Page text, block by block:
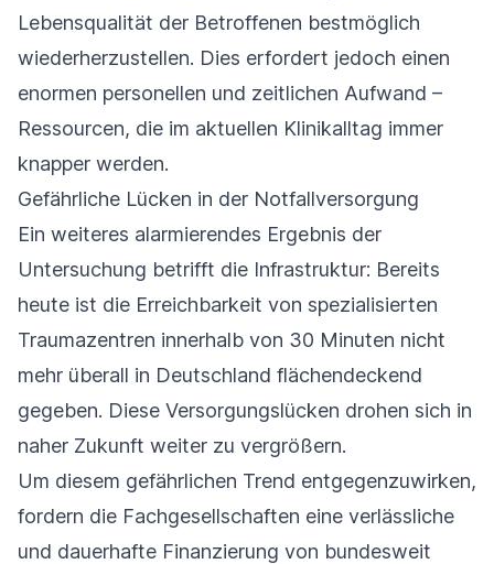
Lebensqualität der Betroffenen bestmöglich
wiederherzustellen. Dies erfordert jedoch einen
enormen personellen und zeitlichen Aufwand –
Ressourcen, die im aktuellen Klinikalltag immer
knapper werden.
Gefährliche Lücken in der Notfallversorgung
Ein weiteres alarmierendes Ergebnis der
Untersuchung betrifft die Infrastruktur: Bereits
heute ist die Erreichbarkeit von spezialisierten
Traumazentren innerhalb von 30 Minuten nicht
mehr überall in Deutschland flächendeckend
gegeben. Diese Versorgungslücken drohen sich in
naher Zukunft weiter zu vergrößern.
Um diesem gefährlichen Trend entgegenzuwirken,
fordern die Fachgesellschaften eine verlässliche
und dauerhafte Finanzierung von bundesweit